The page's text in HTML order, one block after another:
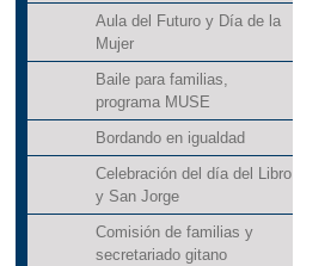
Aula del Futuro y Día de la
Mujer
Baile para familias,
programa MUSE
Bordando en igualdad
Celebración del día del Libro
y San Jorge
Comisión de familias y
secretariado gitano